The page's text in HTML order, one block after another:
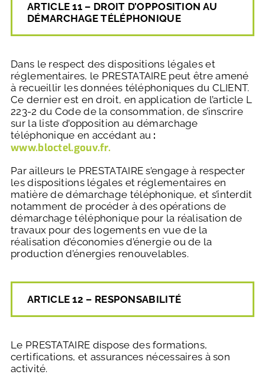
ARTICLE 11 – DROIT D’OPPOSITION AU
DÉMARCHAGE TÉLÉPHONIQUE
Dans le respect des dispositions légales et
réglementaires, le PRESTATAIRE peut être amené
à recueillir les données téléphoniques du CLIENT.
Ce dernier est en droit, en application de l’article L
223-2 du Code de la consommation, de s’inscrire
sur la liste d’opposition au démarchage
téléphonique en accédant au :
www.bloctel.gouv.fr.
Par ailleurs le PRESTATAIRE s’engage à respecter
les dispositions légales et réglementaires en
matière de démarchage téléphonique, et s’interdit
notamment de procéder à des opérations de
démarchage téléphonique pour la réalisation de
travaux pour des logements en vue de la
réalisation d’économies d’énergie ou de la
production d’énergies renouvelables.
ARTICLE 12 – RESPONSABILITÉ
Le PRESTATAIRE dispose des formations,
certifications, et assurances nécessaires à son
activité.